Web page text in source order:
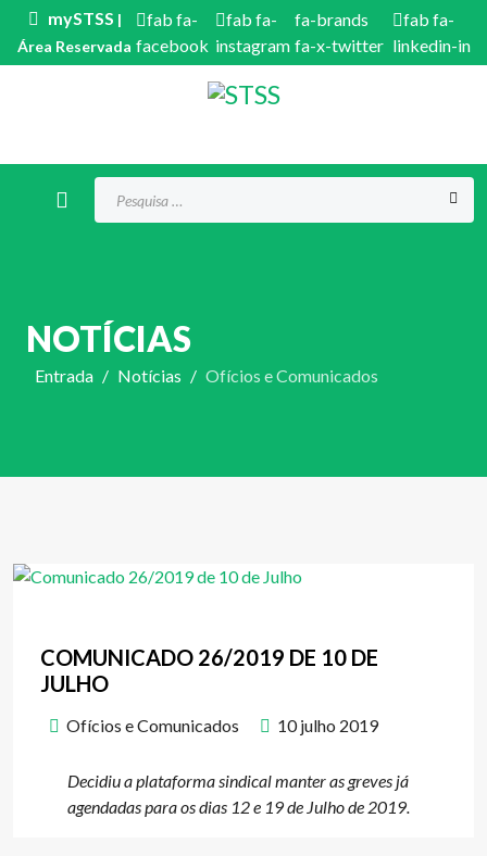
mySTSS |
Área Reservada
fab fa-
facebook
fab fa-
instagram
fa-brands
fa-x-twitter
fab fa-
linkedin-in
NOTÍCIAS
Entrada Notícias Ofícios e Comunicados
COMUNICADO 26/2019 DE 10 DE
JULHO
Ofícios e Comunicados 10 julho 2019
Decidiu a plataforma sindical manter as greves já
agendadas para os dias 12 e 19 de Julho de 2019.